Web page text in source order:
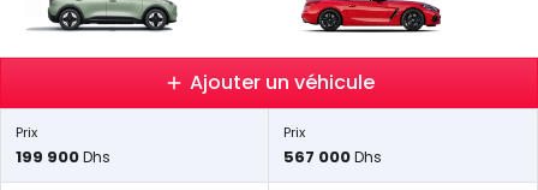
Ajouter un véhicule
Prix
199 900Dhs
Prix
567 000Dhs